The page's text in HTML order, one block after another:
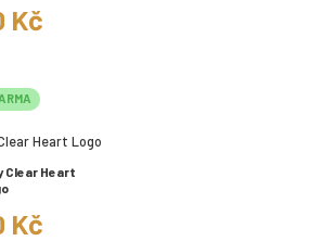
Kč
Clear Heart
Kč